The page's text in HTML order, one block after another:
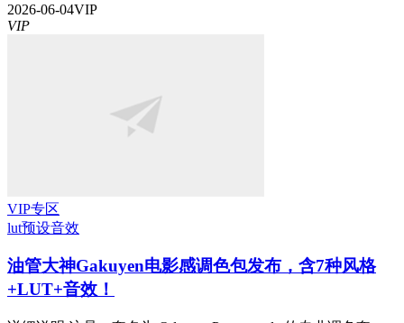
2026-06-04VIP
VIP
VIP专区
lut预设音效
油管大神Gakuyen电影感调色包发布，含7种风格
+LUT+音效！